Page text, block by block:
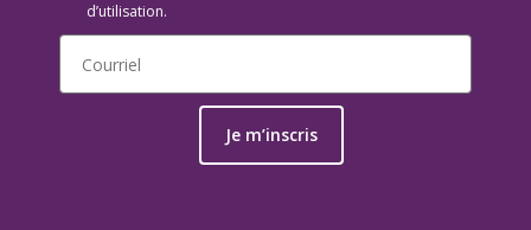
d’utilisation.
Je m’inscris